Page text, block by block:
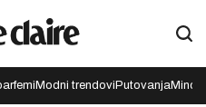
Modni trendovi Putovanja